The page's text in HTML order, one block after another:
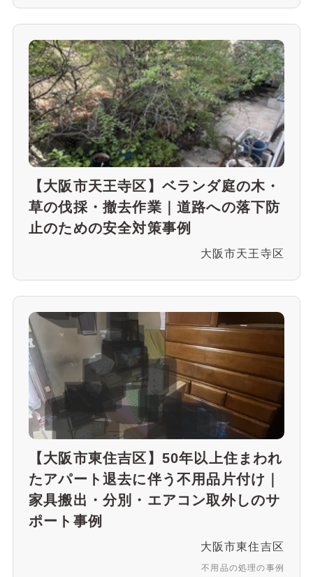
【大阪市天王寺区】ベランダ庭の木・
草の伐採・撤去作業｜道路への落下防
止のための安全対策事例
大阪市天王寺区
【大阪市東住吉区】50年以上住まわれ
たアパート退去に伴う不用品片付け｜
家具搬出・分別・エアコン取外しのサ
ポート事例
大阪市東住吉区
不用品の処理の事例